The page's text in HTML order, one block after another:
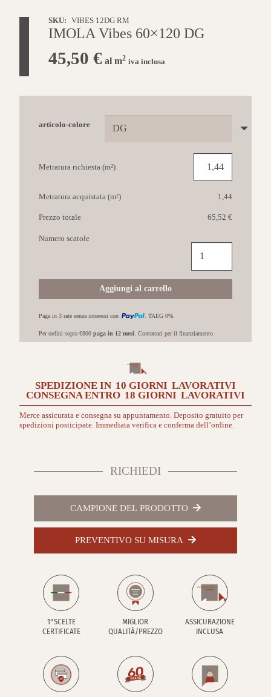
SKU: VIBES 12DG RM
IMOLA Vibes 60×120 DG
45,50 € al m2 iva inclusa
articolo-colore
Metratura richiesta (m²)
Metratura acquistata (m²) 1,44
Prezzo totale 65,52 €
Vibes
60x120
Aggiungi al carrello
Numero scatole
Paga in 3 rate senza interessi con . TAEG 0%.
Per ordini sopra €800 paga in 12 mesi . Contattaci per il finanziamento.
SPEDIZIONE IN 10 GIORNI LAVORATIVI
CONSEGNA ENTRO 18 GIORNI LAVORATIVI
Merce assicurata e consegna su appuntamento. Deposito gratuito per
spedizioni posticipate. Immediata verifica e conferma dell’ordine.
RICHIEDI
CAMPIONE DEL PRODOTTO
PREVENTIVO SU MISURA
1°SCELTE
CERTIFICATE
MIGLIOR
QUALITÀ/PREZZO
ASSICURAZIONE
INCLUSA